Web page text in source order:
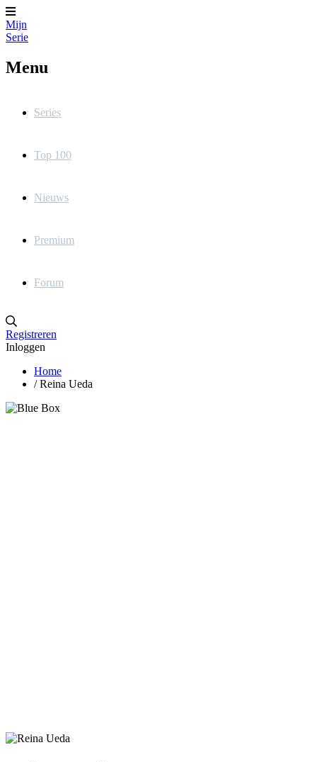
Mijn
Serie
Menu
Series
Top 100
Nieuws
Premium
Forum
Registreren
Inloggen
Home
/ Reina Ueda